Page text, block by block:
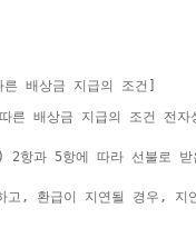
배상금 지급의 조건]
배상금 지급의 조건 전자
2항과 5항에 따라 선불로 받
고, 환급이 지연될 경우, 지